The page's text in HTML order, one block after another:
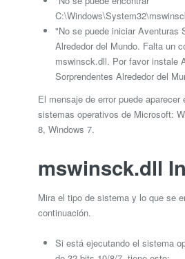
"No se puede iniciar Aventuras
Alrededor del Mundo. Falta un
mswinsck.dll. Por favor instale
Sorprendentes Alrededor del
El mensaje de error puede aparecer
sistemas operativos de Microsoft:
8, Windows 7.
mswinsck.dll
Mira el tipo de sistema y lo que se
continuación.
Si está ejecutando el sistema